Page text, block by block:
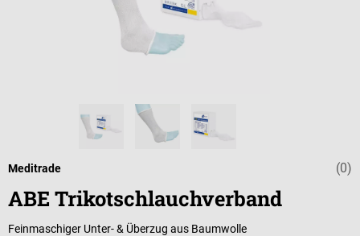
(0)
Meditrade
ABE Trikotschlauchverband
Feinmaschiger Unter- & Überzug aus Baumwolle